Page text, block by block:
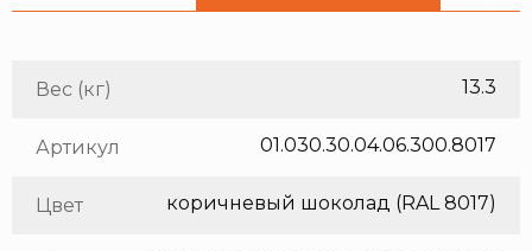
Вес (кг) 13.3
Артикул 01.030.30.04.06.300.8017
Цвет коричневый шоколад (RAL 8017)